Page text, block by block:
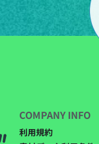
COMPANY INFO
利用規約